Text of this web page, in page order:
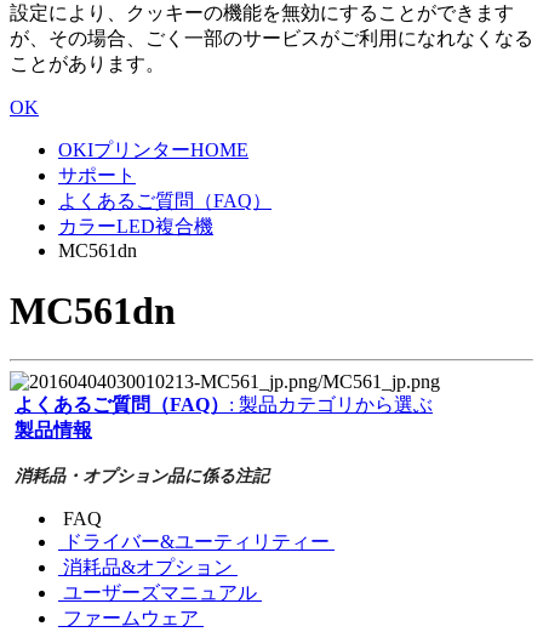
設定により、クッキーの機能を無効にすることができます
が、その場合、ごく一部のサービスがご利用になれなくなる
ことがあります。
OK
OKIプリンターHOME
サポート
よくあるご質問（FAQ）
カラーLED複合機
MC561dn
MC561dn
よくあるご質問（FAQ） : 製品カテゴリから選ぶ
製品情報
消耗品・オプション品に係る注記
FAQ
ドライバー&ユーティリティー
消耗品&オプション
ユーザーズマニュアル
ファームウェア